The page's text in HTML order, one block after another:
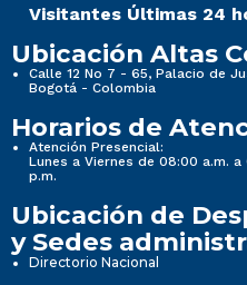
Visitantes Últimas 24
Ubicación Altas
Calle 12 No 7 - 65, Palacio de
Bogotá - Colombia
Horarios de
Atención Presencial:
Lunes a Viernes de 08:00 a.m.
p.m.
Ubicación de
y Sedes
Directorio Nacional